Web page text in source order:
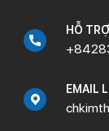
HỖ
EMAIL